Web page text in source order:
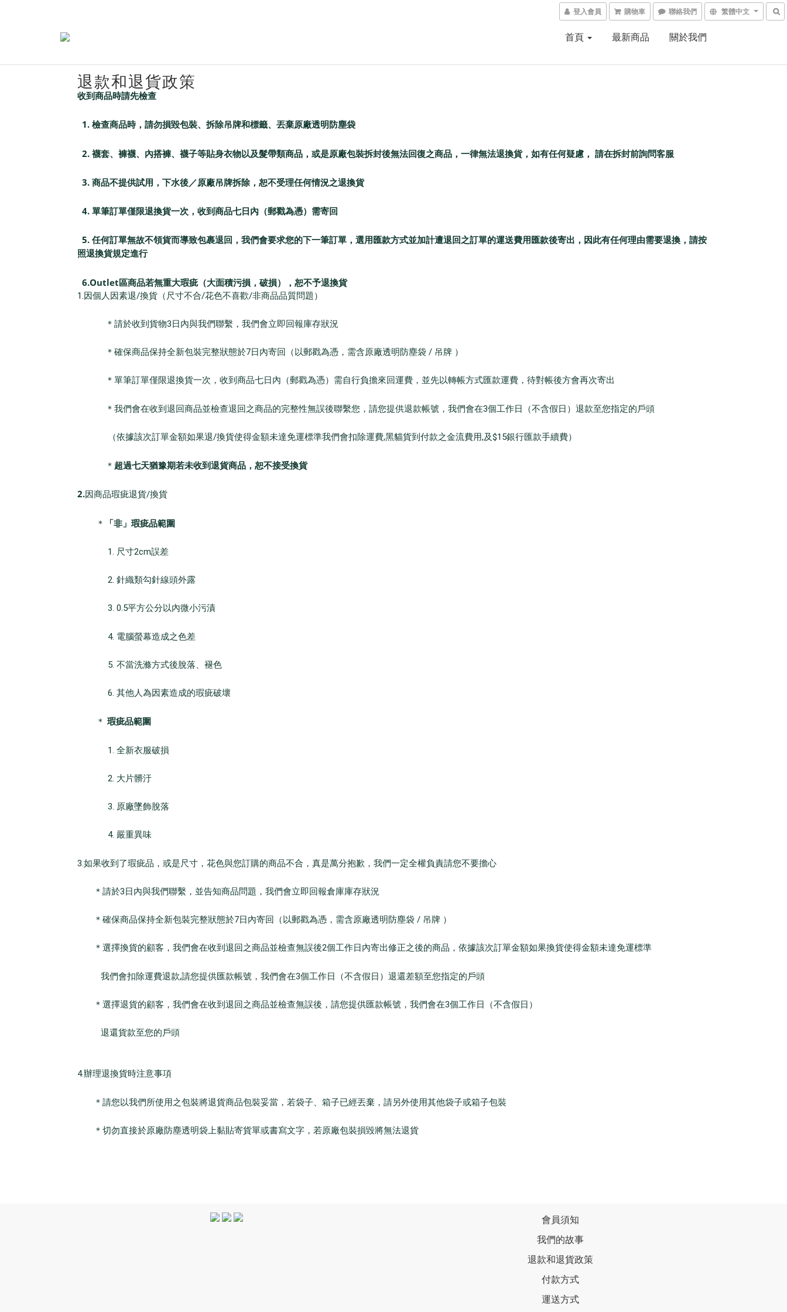
登入會員 購物車 聯絡我們 繁體中文
首頁 最新商品 關於我們
退款和退貨政策
收到商品時請先檢查
1. 檢查商品時，請勿損毀包裝、拆除吊牌和標籤、丟棄原廠透明防塵袋
2. 襪套、褲襪、內搭褲、襪子等貼身衣物以及髮帶類商品，或是原廠包裝拆封後無法回復之商品，一律無法退換貨，如有任何疑慮， 請在拆封前詢問客服
3. 商品不提供試用，下水後／原廠吊牌拆除，恕不受理任何情況之退換貨
4. 單筆訂單僅限退換貨一次，收到商品七日內（郵戳為憑）需寄回
5. 任何訂單無故不領貨而導致包裹退回，我們會要求您的下一筆訂單，選用匯款方式並加計遭退回之訂單的運送費用匯款後寄出，因此有任何理由需要退換，請按
照退換貨規定進行
6.Outlet區商品若無重大瑕疵（大面積污損，破損），恕不予退換貨
1.因個人因素退/換貨（尺寸不合/花色不喜歡/非商品品質問題）
＊請於收到貨物3日內與我們聯繫，我們會立即回報庫存狀況
＊確保商品保持全新包裝完整狀態於7日內寄回（以郵戳為憑，需含原廠透明防塵袋 / 吊牌 ）
＊單筆訂單僅限退換貨一次，收到商品七日內（郵戳為憑）需自行負擔來回運費，並先以轉帳方式匯款運費，待對帳後方會再次寄出
＊我們會在收到退回商品並檢查退回之商品的完整性無誤後聯繫您，請您提供退款帳號，我們會在3個工作日（不含假日）退款至您指定的戶頭
（依據該次訂單金額如果退/換貨使得金額未達免運標準我們會扣除運費,黑貓貨到付款之金流費用,及$15銀行匯款手續費）
＊ 超過七天猶豫期若未收到退貨商品，恕不接受換貨
2.因商品瑕疵退貨/換貨
＊ 「非」瑕疵品範圍
1. 尺寸2cm誤差
2. 針織類勾針線頭外露
3. 0.5平方公分以內微小污漬
4. 電腦螢幕造成之色差
5. 不當洗滌方式後脫落、褪色
6. 其他人為因素造成的瑕疵破壞
＊ 瑕疵品範圍
1. 全新衣服破損
2. 大片髒汙
3. 原廠墜飾脫落
4. 嚴重異味
3.如果收到了瑕疵品，或是尺寸，花色與您訂購的商品不合，真是萬分抱歉，我們一定全權負責請您不要擔心
＊請於3日內與我們聯繫，並告知商品問題，我們會立即回報倉庫庫存狀況
＊確保商品保持全新包裝完整狀態於7日內寄回（以郵戳為憑，需含原廠透明防塵袋 / 吊牌 ）
＊選擇換貨的顧客，我們會在收到退回之商品並檢查無誤後2個工作日內寄出修正之後的商品，依據該次訂單金額如果換貨使得金額未達免運標準
我們會扣除運費退款,請您提供匯款帳號，我們會在3個工作日（不含假日）退還差額至您指定的戶頭
＊選擇退貨的顧客，我們會在收到退回之商品並檢查無誤後，請您提供匯款帳號，我們會在3個工作日（不含假日）
退還貨款至您的戶頭
4.辦理退換貨時注意事項
＊請您以我們所使用之包裝將退貨商品包裝妥當，若袋子、箱子已經丟棄，請另外使用其他袋子或箱子包裝
＊切勿直接於原廠防塵透明袋上黏貼寄貨單或書寫文字，若原廠包裝損毀將無法退貨
會員須知
我們的故事
退款和退貨政策
付款方式
運送方式